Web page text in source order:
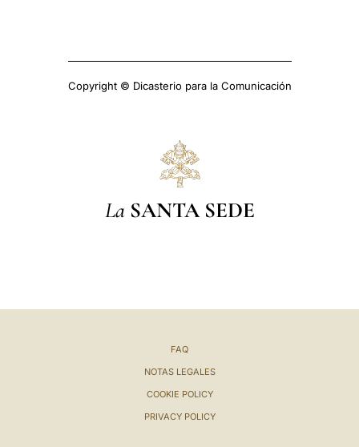
Copyright © Dicasterio para la Comunicación
La SANTA SEDE
FAQ
NOTAS LEGALES
COOKIE POLICY
PRIVACY POLICY